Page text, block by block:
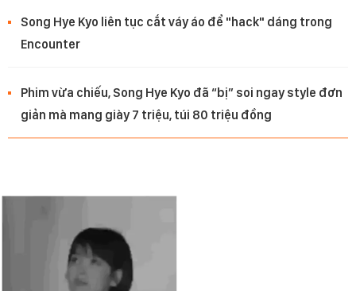
Song Hye Kyo liên tục cắt váy áo để "hack" dáng trong
Encounter
Phim vừa chiếu, Song Hye Kyo đã “bị” soi ngay style đơn
giản mà mang giày 7 triệu, túi 80 triệu đồng